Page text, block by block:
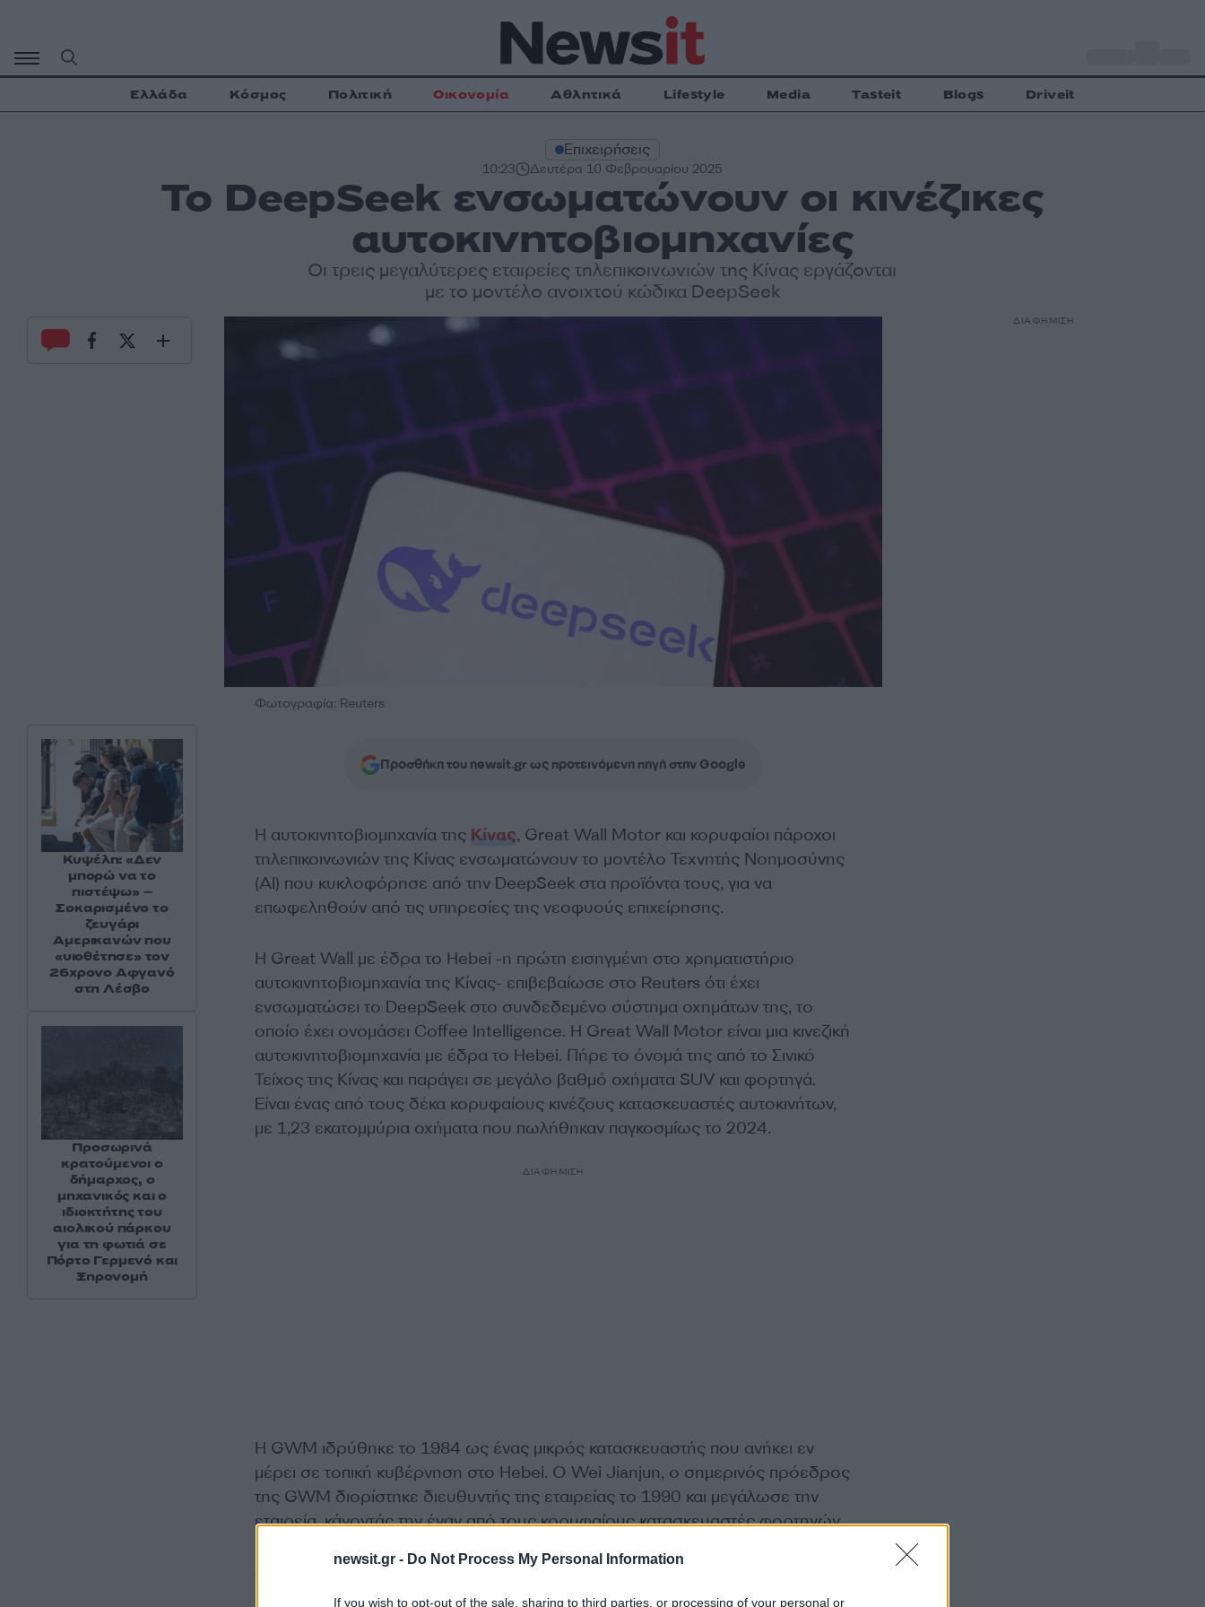
newsit.gr - Do Not Process My Personal Information
If you wish to opt-out of the sale, sharing to third parties, or processing of your personal or
περιεχόμενο
Ελλάδα Κόσμος Πολιτική Οικονομία Αθλητικά Lifestyle Media Tasteit Blogs Driveit
Επιχειρήσεις
10:23 Δευτέρα 10 Φεβρουαρίου 2025
Το DeepSeek ενσωματώνουν οι κινέζικες
αυτοκινητοβιομηχανίες
Οι τρεις μεγαλύτερες εταιρείες τηλεπικοινωνιών της Κίνας εργάζονται
με το μοντέλο ανοιχτού κώδικα DeepSeek
Φωτογραφία: Reuters
Προσθήκη του newsit.gr ως προτεινόμενη πηγή στην Google
Η αυτοκινητοβιομηχανία της Κίνας, Great Wall Motor και κορυφαίοι πάροχοι
τηλεπικοινωνιών της Κίνας ενσωματώνουν το μοντέλο Τεχνητής Νοημοσύνης
(AI) που κυκλοφόρησε από την DeepSeek στα προϊόντα τους, για να
επωφεληθούν από τις υπηρεσίες της νεοφυούς επιχείρησης.
Η Great Wall με έδρα το Hebei -η πρώτη εισηγμένη στο χρηματιστήριο
αυτοκινητοβιομηχανία της Κίνας- επιβεβαίωσε στο Reuters ότι έχει
ενσωματώσει το DeepSeek στο συνδεδεμένο σύστημα οχημάτων της, το
οποίο έχει ονομάσει Coffee Intelligence. Η Great Wall Motor είναι μια κινεζική
αυτοκινητοβιομηχανία με έδρα το Hebei. Πήρε το όνομά της από το Σινικό
Τείχος της Κίνας και παράγει σε μεγάλο βαθμό οχήματα SUV και φορτηγά.
Είναι ένας από τους δέκα κορυφαίους κινέζους κατασκευαστές αυτοκινήτων,
με 1,23 εκατομμύρια οχήματα που πωλήθηκαν παγκοσμίως το 2024.
ΔΙΑΦΗΜΙΣΗ
Η GWM ιδρύθηκε το 1984 ως ένας μικρός κατασκευαστής που ανήκει εν
μέρει σε τοπική κυβέρνηση στο Hebei. Ο Wei Jianjun, ο σημερινός πρόεδρος
της GWM διορίστηκε διευθυντής της εταιρείας το 1990 και μεγάλωσε την
εταιρεία, κάνοντάς την έναν από τους κορυφαίους κατασκευαστές φορτηγών
Χρηματιστήριο του Χονγκ Κονγκ το 2003.
Κυψέλη: «Δεν
μπορώ να το
πιστέψω» –
Σοκαρισμένο το
ζευγάρι
Αμερικανών που
«υιοθέτησε» τον
26χρονο Αφγανό
στη Λέσβο
Προσωρινά
κρατούμενοι ο
δήμαρχος, ο
μηχανικός και ο
ιδιοκτήτης του
αιολικού πάρκου
για τη φωτιά σε
Πόρτο Γερμενό και
Ξηρονομή
ΔΙΑΦΗΜΙΣΗ